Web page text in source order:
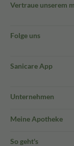
Vertraue unserem
Folge uns
Sanicare App
Unternehmen
Meine Apotheke
So geht's